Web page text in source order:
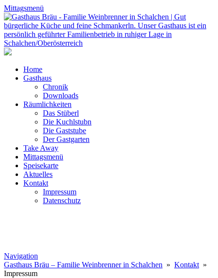
Mittagsmenü
Home
Gasthaus
Chronik
Downloads
Räumlichkeiten
Das Stüberl
Die Kuchlstubn
Die Gaststube
Der Gastgarten
Take Away
Mittagsmenü
Speisekarte
Aktuelles
Kontakt
Impressum
Datenschutz
Navigation
Gasthaus Bräu – Familie Weinbrenner in Schalchen » Kontakt »
Impressum